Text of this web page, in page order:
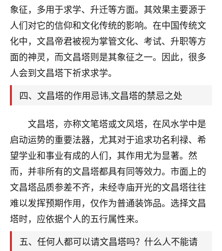
象征，多用于求学、升迁等方面。其效果主要源于
人们对它的信仰和文化传统的影响。在中国传统文
化中，文昌帝君被视为掌管文化、考试、升职等方
面的神灵，而文昌塔则是其象征之一。因此，很多
人会到文昌塔下祈求求学。
四、文昌塔的作用忌讳,文昌塔的禁忌之处
文昌塔，亦称文笔塔或文风塔，在风水学中是
启动运势的重要法器，尤其对于追求功名利禄、希
望学业和事业有成的人们，其作用尤为显著。然
而，并非所有的文昌塔都具有同等效力。市面上的
文昌塔品质参差不齐，未经寺庙开光的文昌塔往往
难以发挥预期作用，仅作为普通装饰品。选择文昌
塔时，应依据个人的五行属性来。
五、任何人都可以请文昌塔吗？什么人不能请
17分钟前 来自湖北 19
心若莲花
我是做餐饮的，这两年，生意屡屡受挫，店开一家关
一家，要么生意不好，生意好的就出事。前些年攒的
家底快败光了，真是倒霉！我也想找人看看到底怎么
啊！
太阳当空赵 ：我也做餐饮的，生意不算大，但
是我从找店开始都是找慧来老师跟进的，选
址、风水、还有开业日子，哪哪都看了，虽然
大环境不好，但是我家生意还可以，前几天又
刚找老师做了补财库，希望财运更好一点！
2小时前 来自海南 18
梦醒时分
我女儿高二叛逆，大半年不上学，一说她就要死要活